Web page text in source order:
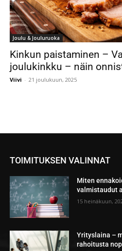
Joulu & Jouluruoka
Kinkun paistaminen –
joulukinkku – näin
Viivi - 21 joulukuun, 2025
TOIMITUKSEN VALINNAT
Miten
valmistaudut
15 heinäkuun,
Yrityslaina –
rahoitusta